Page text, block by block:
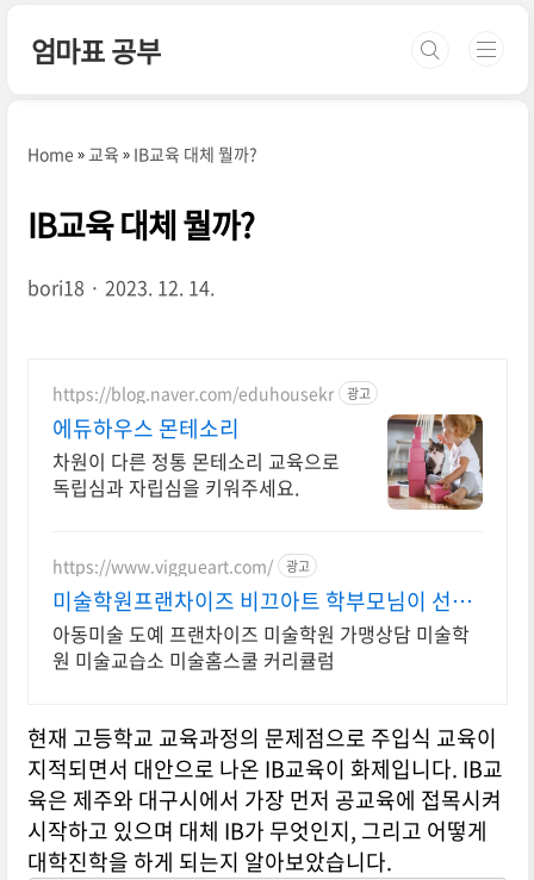
엄마표 공부
Home 교육 IB교육 대체 뭘까?
IB교육 대체 뭘까?
bori18 2023. 12. 14.
https://blog.naver.com/eduhousekr 광고
에듀하우스 몬테소리
차원이 다른 정통 몬테소리 교육으로
독립심과 자립심을 키워주세요.
https://www.viggueart.com/ 광고
미술학원프랜차이즈 비끄아트 학부모님이 선택
한 브랜드!
아동미술 도예 프랜차이즈 미술학원 가맹상담 미술학
원 미술교습소 미술홈스쿨 커리큘럼
현재 고등학교 교육과정의 문제점으로 주입식 교육이
지적되면서 대안으로 나온 IB교육이 화제입니다. IB교
육은 제주와 대구시에서 가장 먼저 공교육에 접목시켜
시작하고 있으며 대체 IB가 무엇인지, 그리고 어떻게
대학진학을 하게 되는지 알아보았습니다.